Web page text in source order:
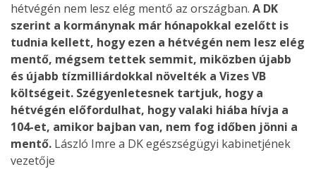
hétvégén nem lesz elég mentő az országban. A DK
szerint a kormánynak már hónapokkal ezelőtt is
tudnia kellett, hogy ezen a hétvégén nem lesz elég
mentő, mégsem tettek semmit, miközben újabb
és újabb tízmilliárdokkal növelték a Vizes VB
költségeit. Szégyenletesnek tartjuk, hogy a
hétvégén előfordulhat, hogy valaki hiába hívja a
104-et, amikor bajban van, nem fog időben jönni a
mentő. László Imre a DK egészségügyi kabinetjének
vezetője